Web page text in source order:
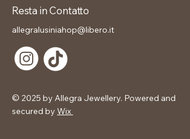
✅ Confezione regalo elegante
Resta in Contatto
allegralusiniahop@libero.it
© 2025 by Allegra Jewellery. Powered and
secured by Wix